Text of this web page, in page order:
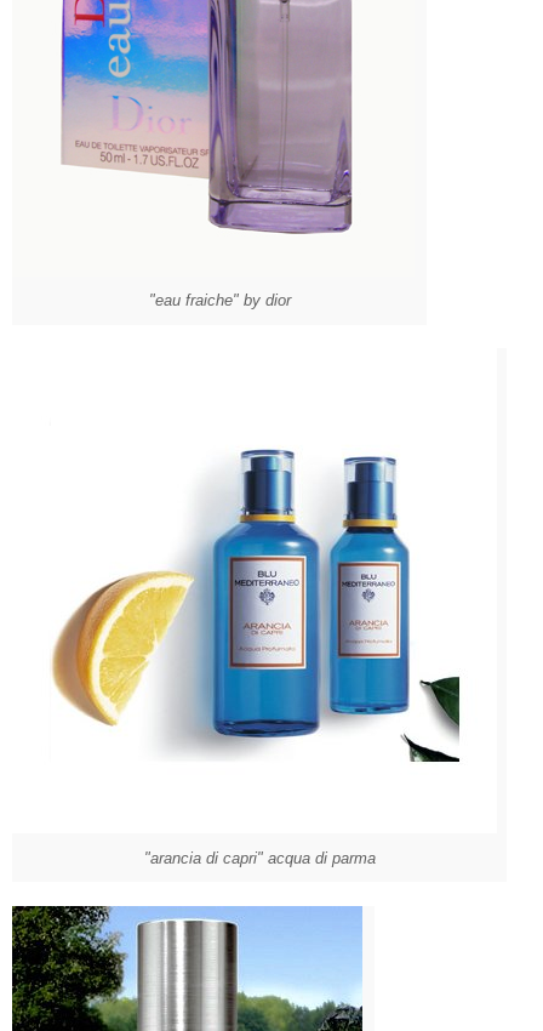
"eau fraiche" by dior
"arancia di capri" acqua di parma